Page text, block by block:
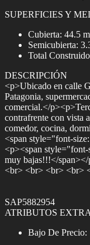
SUPERFICIES Y
Cubierta: 44.5
Semicubierta:
Total
DESCRIPCIÓN
<p>Ubicado en calle
Patagonia,
comercial.</
contrafrente con vista
comedor, cocina,
<span style="font-
<p><span
muy bajas!!!</
<br> <br> <br> <br>
SAP5882954
ATRIBUTOS EXTRA
Bajo De Precio: